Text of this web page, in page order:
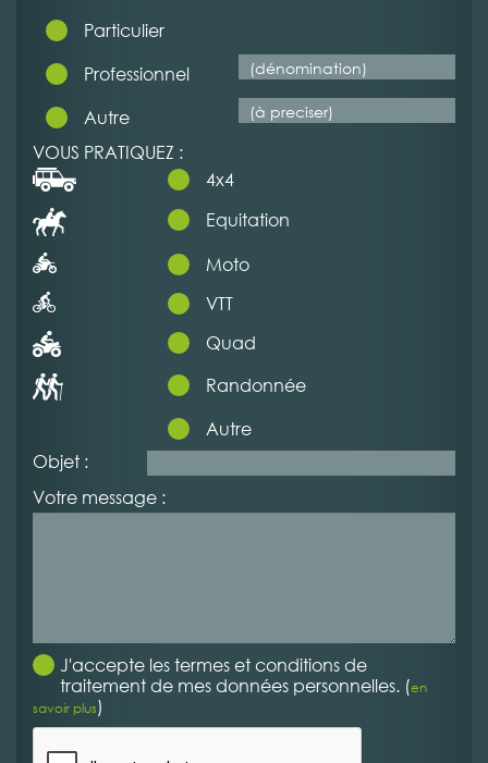
Particulier
Professionnel
Autre
VOUS PRATIQUEZ :
4x4
Equitation
Moto
VTT
Quad
Randonnée
Autre
Objet :
Votre message :
J'accepte les termes et conditions de
traitement de mes données personnelles. (en
savoir plus)